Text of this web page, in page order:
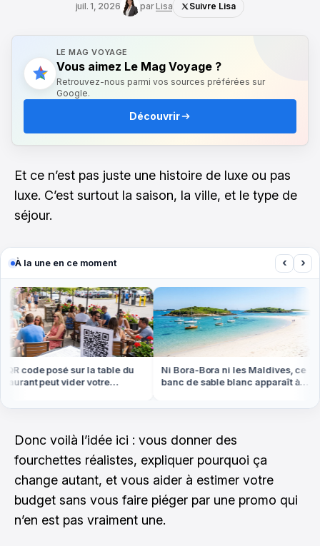
juil. 1, 2026 parLisa Suivre Lisa
LE MAG VOYAGE
Vous aimez Le Mag Voyage ?
Retrouvez-nous parmi vos sources préférées sur
Google.
Découvrir
Et ce n’est pas juste une histoire de luxe ou pas
luxe. C’est surtout la saison, la ville, et le type de
séjour.
À la une en ce moment ‹ ›
code posé sur la table du
peut vider votre
Ni Bora-Bora ni les Maldives, ce
banc de sable blanc apparaît à
Donc voilà l’idée ici : vous donner des
fourchettes réalistes, expliquer pourquoi ça
change autant, et vous aider à estimer votre
budget sans vous faire piéger par une promo qui
n’en est pas vraiment une.